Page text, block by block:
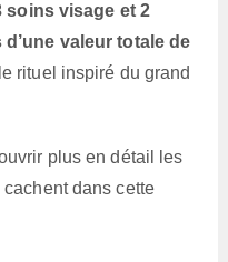
soins visage et 2
valeur totale de
rituel inspiré du grand
plus en détail les
dans cette